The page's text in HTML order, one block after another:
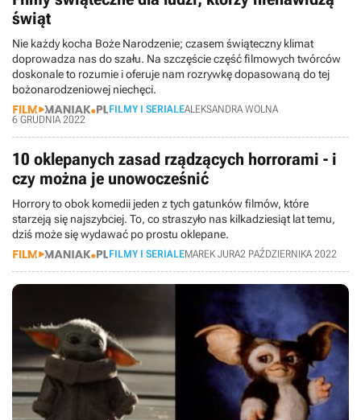
świąt
Nie każdy kocha Boże Narodzenie; czasem świąteczny klimat
doprowadza nas do szału. Na szczęście część filmowych twórców
doskonale to rozumie i oferuje nam rozrywkę dopasowaną do tej
bożonarodzeniowej niechęci.
FILMY I SERIALEALEKSANDRA WOLNA
6 GRUDNIA 2022
10 oklepanych zasad rządzących horrorami - i
czy można je unowocześnić
Horrory to obok komedii jeden z tych gatunków filmów, które
starzeją się najszybciej. To, co straszyło nas kilkadziesiąt lat temu,
dziś może się wydawać po prostu oklepane.
FILMY I SERIALEMAREK JURA2 PAŹDZIERNIKA 2022